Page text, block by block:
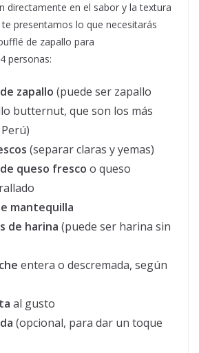
directamente en el sabor y la textura
presentamos lo que necesitarás
de zapallo para
personas:
zapallo (puede ser zapallo
butternut, que son los más
(separar claras y yemas)
queso fresco o queso
mantequilla
de harina (puede ser harina sin
entera o descremada, según
al gusto
(opcional, para dar un toque